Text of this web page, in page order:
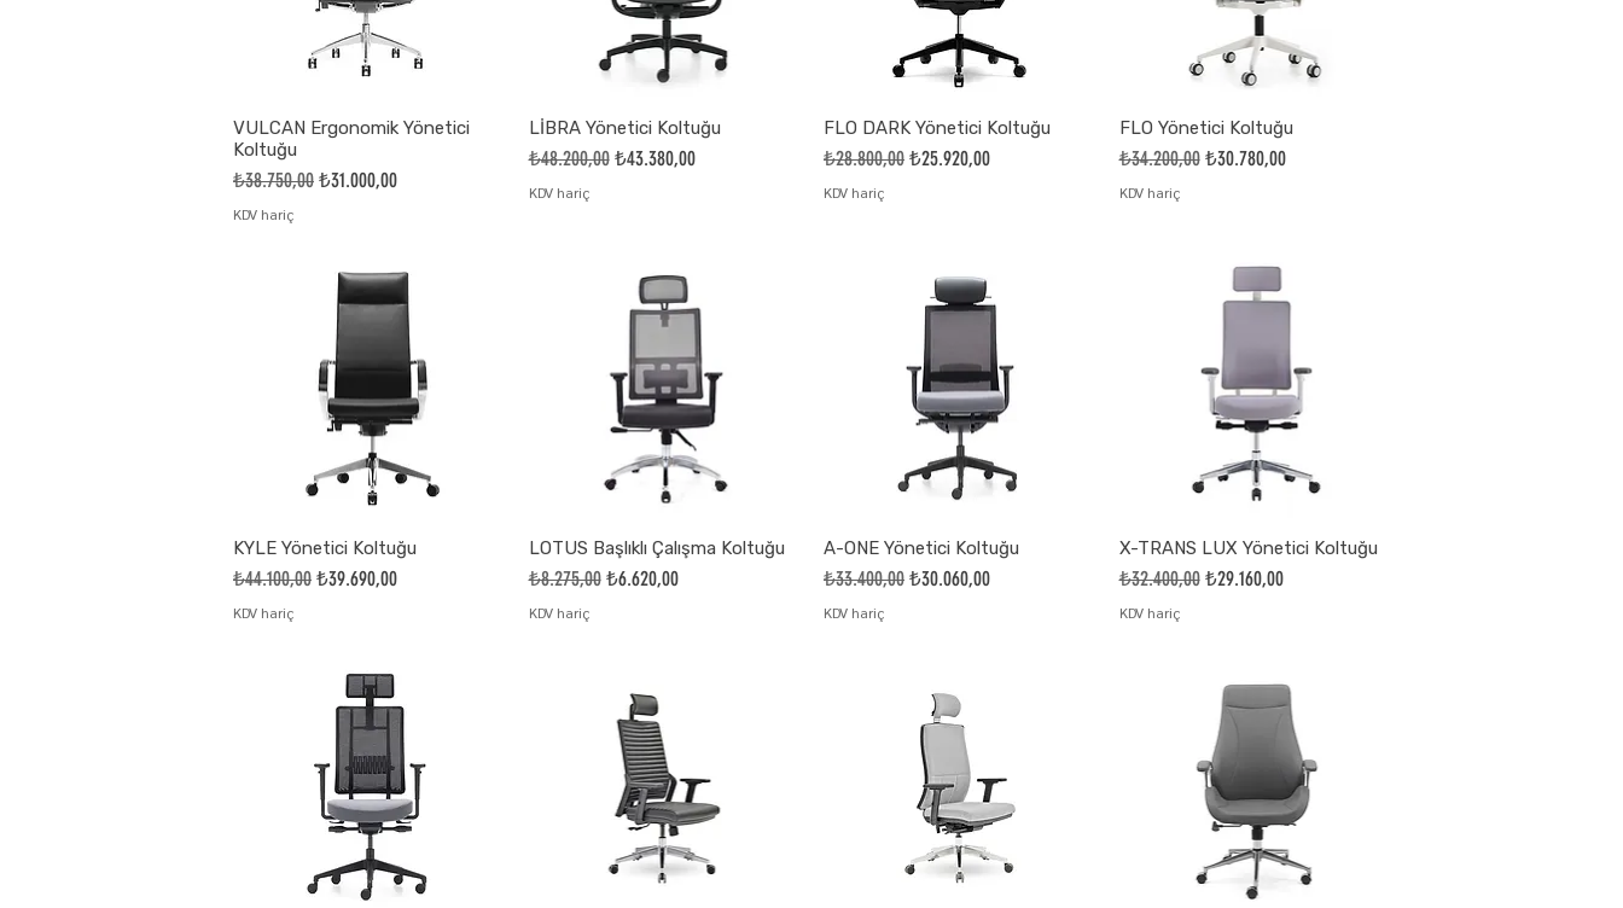
VULCAN Ergonomik Yönetici
Koltuğu
Normal Fiyat
₺38.750,00 İndirimli Fiyat
₺31.000,00
KDV hariç
LİBRA Yönetici Koltuğu
Normal Fiyat
₺48.200,00 İndirimli Fiyat
₺43.380,00
KDV hariç
FLO DARK Yönetici Koltuğu
Normal Fiyat
₺28.800,00 İndirimli Fiyat
₺25.920,00
KDV hariç
FLO Yönetici Koltuğu
Normal Fiyat
₺34.200,00 İndirimli Fiyat
₺30.780,00
KDV hariç
KYLE Yönetici Koltuğu
Normal Fiyat
₺44.100,00 İndirimli Fiyat
₺39.690,00
KDV hariç
LOTUS Başlıklı Çalışma Koltuğu
Normal Fiyat
₺8.275,00 İndirimli Fiyat
₺6.620,00
KDV hariç
A-ONE Yönetici Koltuğu
Normal Fiyat
₺33.400,00 İndirimli Fiyat
₺30.060,00
KDV hariç
X-TRANS LUX Yönetici Koltuğu
Normal Fiyat
₺32.400,00 İndirimli Fiyat
₺29.160,00
KDV hariç